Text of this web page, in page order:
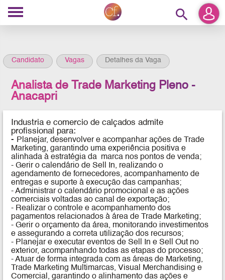
search
Candidato Vagas Detalhes da Vaga
Analista de Trade Marketing Pleno -
Anacapri
Industria e comercio de calçados admite
profissional para:
- Planejar, desenvolver e acompanhar ações de Trade
Marketing, garantindo uma experiência positiva e
alinhada à estratégia da marca nos pontos de venda;
- Gerir o calendário de Sell In, realizando o
agendamento de fornecedores, acompanhamento de
entregas e suporte à execução das campanhas;
- Administrar o calendário promocional e as ações
comerciais voltadas ao canal de exportação;
- Realizar o controle e acompanhamento dos
pagamentos relacionados à área de Trade Marketing;
- Gerir o orçamento da área, monitorando investimentos
e assegurando a correta utilização dos recursos;
- Planejar e executar eventos de Sell In e Sell Out no
exterior, acompanhando todas as etapas do processo;
- Atuar de forma integrada com as áreas de Marketing,
Trade Marketing Multimarcas, Visual Merchandising e
Comercial, garantindo o alinhamento das ações e